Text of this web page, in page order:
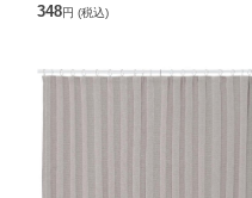
348円 (税込)